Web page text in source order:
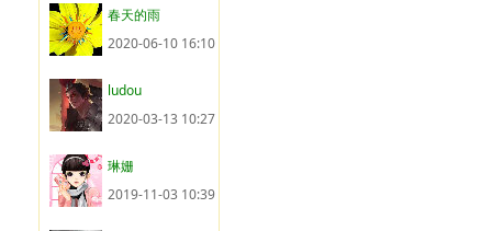
春天的雨
2020-06-10 16:10
ludou
2020-03-13 10:27
琳姗
2019-11-03 10:39